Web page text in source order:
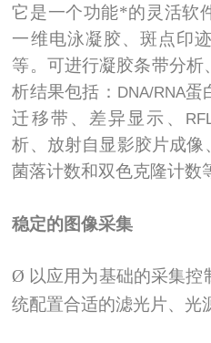
它是一个功能*的灵活软
一维电泳凝胶、斑点印
等。可进行凝胶条带分
析结果包括： DNA/RNA蛋
迁移带、差异显示、
析、放射自显影胶片成像
菌落计数和双色克隆计数
稳定的图像采集
Ø 以应用为基础的采集
统配置合适的滤光片、光